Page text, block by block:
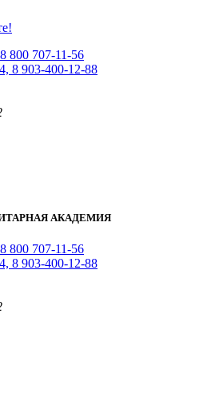
800 707-11-56
8 903-400-12-88
АКАДЕМИЯ
800 707-11-56
8 903-400-12-88